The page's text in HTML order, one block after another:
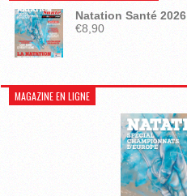
Natation Santé 2026
€8,90
MAGAZINE EN LIGNE